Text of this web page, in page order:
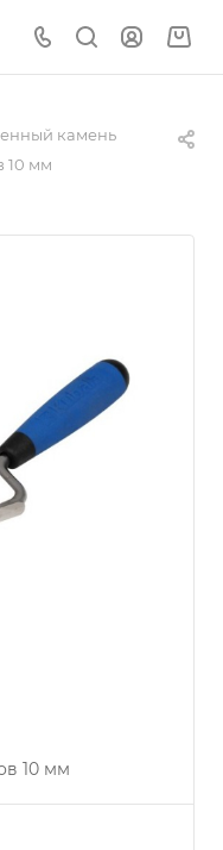
камень
10 мм
10 мм